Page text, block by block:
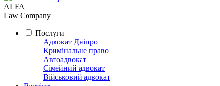
ALFA
Law Company
Послуги
Адвокат Дніпро
Кримінальне право
Автоадвокат
Сімейний адвокат
Військовий адвокат